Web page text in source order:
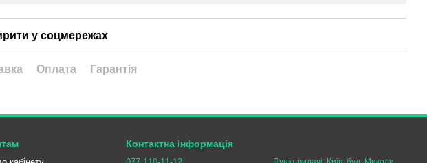
у соцмережах
Оплата Гарантія
Контактна інформація